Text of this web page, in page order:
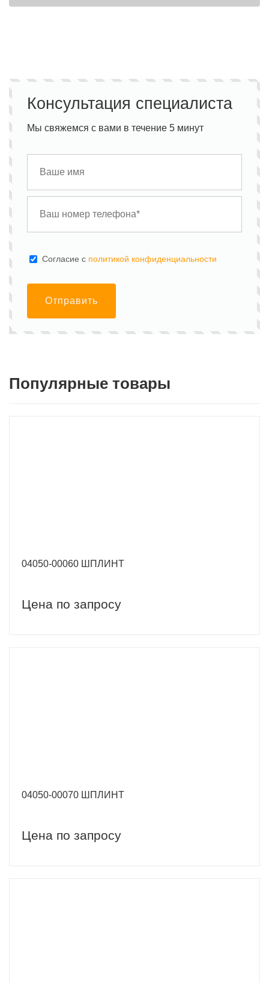
Консультация специалиста
Мы свяжемся с вами в течение 5 минут
Cогласие с политикой конфиденциальности
Отправить
Популярные товары
04050-00060 ШПЛИНТ
Цена по запросу
04050-00070 ШПЛИНТ
Цена по запросу